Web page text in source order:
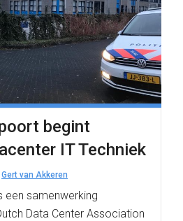
begint
IT Techniek
Gert van Akkeren
een samenwerking
Data Center Association